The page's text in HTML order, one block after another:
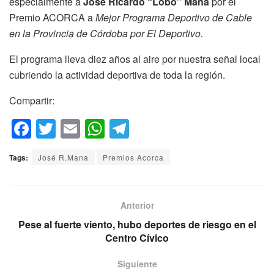
Premio ACORCA aMejor Programa Deportivo de Cable
en la Provincia de Córdoba por El Deportivo.
El programa lleva diez años al aire por nuestra señal local
cubriendo la actividad deportiva de toda la región.
Compartir:
F
a
c
o
T
wi
tt
E
ail
W
h
at
p
p
el
e
a
m
Tags: José R.Mana Premios Acorca
Anterior
Pese al fuerte viento, hubo deportes de riesgo en el
Centro Cívico
Siguiente